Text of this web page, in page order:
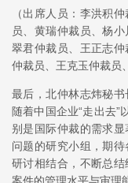
（出席人员：李洪积
员、黄瑞仲裁员、杨
翠君仲裁员、王正志
仲裁员、王克玉仲裁员
最后，北仲林志炜秘书
随着中国企业“走出去”
别是国际仲裁的需求
问题的研究小组，期
研讨相结合，不断总